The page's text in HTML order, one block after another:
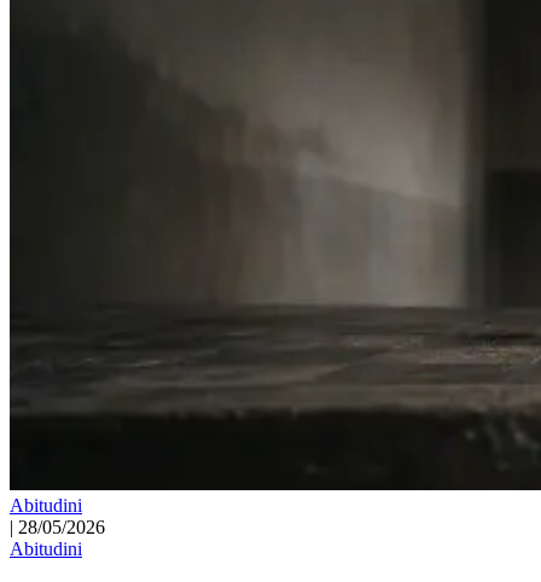
Abitudini
| 28/05/2026
Abitudini